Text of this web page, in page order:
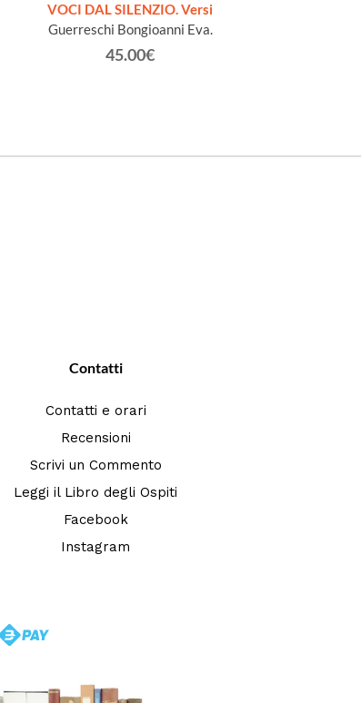
VOCI DAL SILENZIO. Versi
Guerreschi Bongioanni Eva.
45.00€
Contatti
Contatti e orari
Recensioni
Scrivi un Commento
Leggi il Libro degli Ospiti
Facebook
Instagram